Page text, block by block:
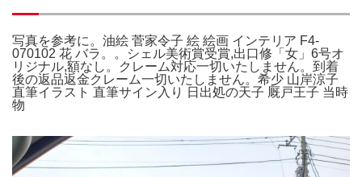
写真を参考に。油絵 菅家令子 絵 絵画 インテリア F4-
070102 花 バラ。。シェル美術賞受賞,出口修「女」6号オ
リジナル,額なし。クレーム対応一切いたしません。到着
後の返品返金クレーム一切いたしません。希少 山岸涼子
直筆イラスト 直筆サイン入り 日出処の天子 厩戸王子 当時
物